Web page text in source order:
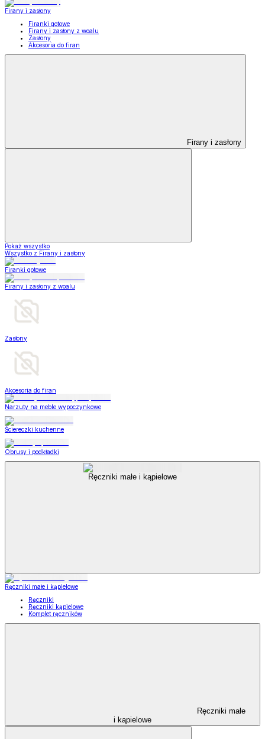
Firany i zasłony
Firanki gotowe
Firany i zasłony z woalu
Zasłony
Akcesoria do firan
Firany i zasłony
Pokaż wszystko
Wszystko z Firany i zasłony
Firanki gotowe
Firany i zasłony z woalu
Zasłony
Akcesoria do firan
Narzuty na meble wypoczynkowe
Ściereczki kuchenne
Obrusy i podkładki
Ręczniki małe i kąpielowe
Ręczniki małe i kąpielowe
Ręczniki
Ręczniki kąpielowe
Komplet ręczników
Ręczniki małe
i kąpielowe